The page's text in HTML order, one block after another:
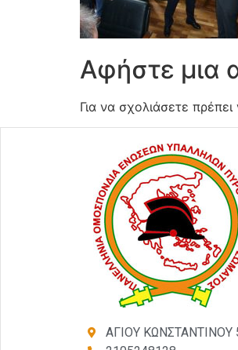
Αφήστε μια
Για να σχολιάσετε πρέπει
ΑΓΙΟΥ ΚΩΝΣΤΑΝΤΙΝΟΥ